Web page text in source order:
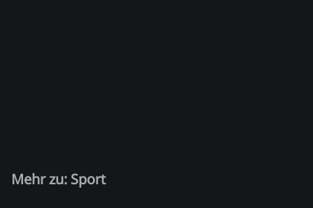
Mehr zu: Sport